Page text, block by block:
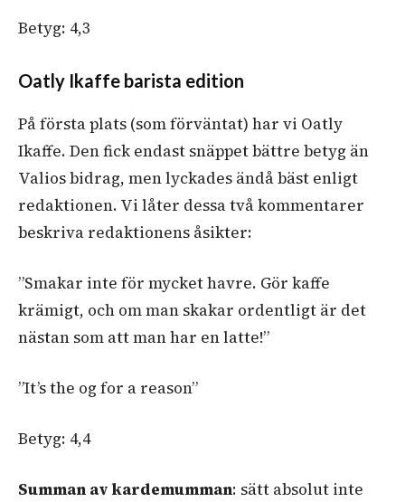
Betyg: 4,3
Oatly Ikaffe barista edition
På första plats (som förväntat) har vi Oatly
Ikaffe. Den fick endast snäppet bättre betyg än
Valios bidrag, men lyckades ändå bäst enligt
redaktionen. Vi låter dessa två kommentarer
beskriva redaktionens åsikter:
”Smakar inte för mycket havre. Gör kaffe
krämigt, och om man skakar ordentligt är det
nästan som att man har en latte!”
”It’s the og for a reason”
Betyg: 4,4
Summan av kardemumman: sätt absolut inte